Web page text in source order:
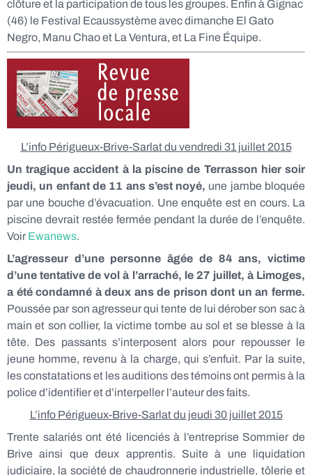
clôture et la participation de tous les groupes. Enfin à Gignac
(46) le Festival Ecaussystème avec dimanche El Gato
Negro, Manu Chao et La Ventura, et La Fine Équipe.
L’info Périgueux-Brive-Sarlat du vendredi 31 juillet 2015
Un tragique accident à la piscine de Terrasson hier soir
jeudi, un enfant de 11 ans s’est noyé, une jambe bloquée
par une bouche d’évacuation. Une enquête est en cours. La
piscine devrait restée fermée pendant la durée de l’enquête.
Voir Ewanews.
L’agresseur d’une personne âgée de 84 ans, victime
d’une tentative de vol à l’arraché, le 27 juillet, à Limoges,
a été condamné à deux ans de prison dont un an ferme.
Poussée par son agresseur qui tente de lui dérober son sac à
main et son collier, la victime tombe au sol et se blesse à la
tête. Des passants s’interposent alors pour repousser le
jeune homme, revenu à la charge, qui s’enfuit. Par la suite,
les constatations et les auditions des témoins ont permis à la
police d’identifier et d’interpeller l’auteur des faits.
L’info Périgueux-Brive-Sarlat du jeudi 30 juillet 2015
Trente salariés ont été licenciés à l’entreprise Sommier de
Brive ainsi que deux apprentis. Suite à une liquidation
judiciaire, la société de chaudronnerie industrielle, tôlerie et